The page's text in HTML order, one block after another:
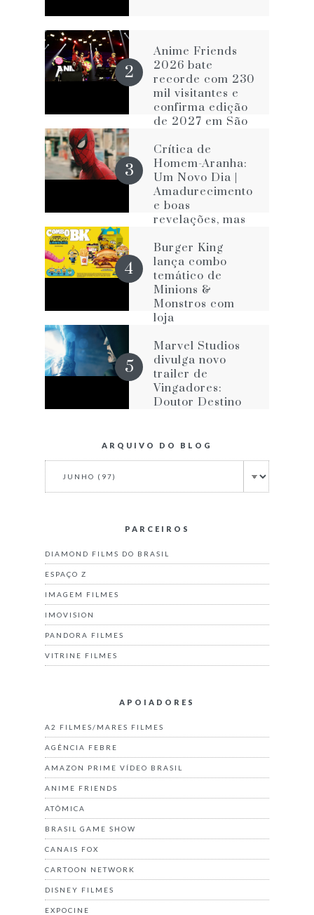
Anime Friends
2026 bate
recorde com 230
mil visitantes e
confirma edição
de 2027 em São
Crítica de
Homem-Aranha:
Um Novo Dia |
Amadurecimento
e boas
revelações, mas
vícios que o
impede de ser
melhor
Burger King
lança combo
temático de
Minions &
Monstros com
loja
Avenida Paulista
Marvel Studios
divulga novo
trailer de
Vingadores:
Doutor Destino
ARQUIVO DO BLOG
PARCEIROS
DIAMOND FILMS DO BRASIL
ESPAÇO Z
IMAGEM FILMES
IMOVISION
PANDORA FILMES
VITRINE FILMES
APOIADORES
A2 FILMES/MARES FILMES
AGÊNCIA FEBRE
AMAZON PRIME VÍDEO BRASIL
ANIME FRIENDS
ATÔMICA
BRASIL GAME SHOW
CANAIS FOX
CARTOON NETWORK
DISNEY FILMES
EXPOCINE